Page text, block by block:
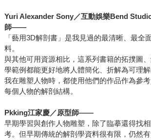
Yuri Alexander Sony／互動娛樂Bend
師——
「藝用3D解剖書」是我見過的最清晰、最全
料。
與其他可用資源相比，這系列書籍的拓撲圖
學範例都能更好地將人體簡化、折解為可理解
我在雕塑人物時，都使用他們的作品作為參
每個人物的解剖結構。
Pkking江家慶／原型師——
早期學習與創作人物雕塑，除了臨摹還得找
考。但早期傳統的解剖學資料很有限，仍然